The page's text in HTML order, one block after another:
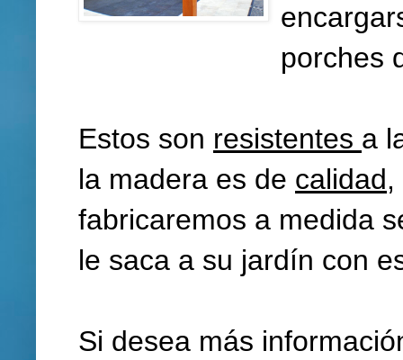
porches
Estos son resistentes a
la madera es de calidad
fabricaremos a medida
le saca a su jardín con
Si desea más